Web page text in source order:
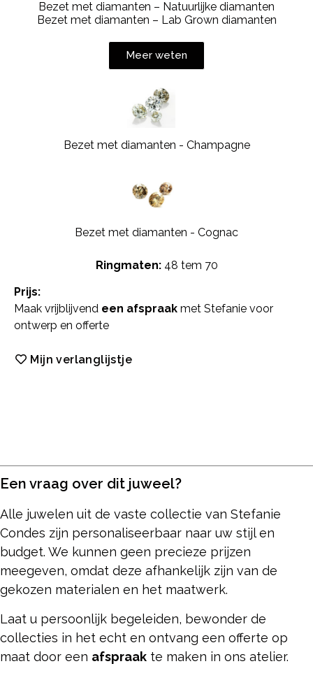
Bezet met diamanten – Natuurlijke diamanten
Bezet met diamanten – Lab Grown diamanten
Meer weten
Bezet met diamanten - Champagne
Bezet met diamanten - Cognac
Ringmaten: 48 tem 70
Prijs:
Maak vrijblijvend een afspraak met Stefanie voor
ontwerp en offerte
Mijn verlanglijstje
Een vraag over dit juweel?
Alle juwelen uit de vaste collectie van Stefanie
Condes zijn personaliseerbaar naar uw stijl en
budget. We kunnen geen precieze prijzen
meegeven, omdat deze afhankelijk zijn van de
gekozen materialen en het maatwerk.
Laat u persoonlijk begeleiden, bewonder de
collecties in het echt en ontvang een offerte op
maat door een afspraak te maken in ons atelier.